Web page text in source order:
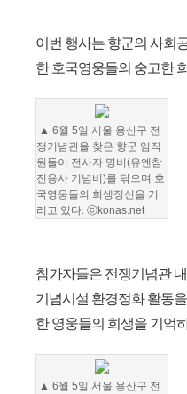
이번 행사는 향군의 사회
한 호국영웅들의 숭고한
▲ 6월 5일 서울 용산구 전
쟁기념관을 찾은 향군 임직
원들이 전사자 명비(유엔참
전용사 기념비)를 닦으며 호
국영웅들의 희생정신을 기
리고 있다. ⓒkonas.net
참가자들은 전쟁기념관
기념시설 환경정화 활동
한 영웅들의 희생을 기억
▲ 6월 5일 서울 용산구 전